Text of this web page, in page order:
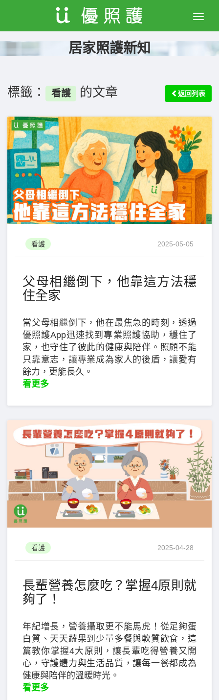
Toggle
居家照護新知
標籤： 看護 的文章 返回列表
看護 2025-05-05
父母相繼倒下，他靠這方法穩
住全家
當父母相繼倒下，他在最焦急的時刻，透過
優照護App迅速找到專業照護協助，穩住了
家，也守住了彼此的健康與陪伴。照顧不能
只靠意志，讓專業成為家人的後盾，讓愛有
餘力，更能長久。
看更多
看護 2025-04-28
長輩營養怎麼吃？掌握4原則就
夠了！
年紀增長，營養攝取更不能馬虎！從足夠蛋
白質、天天蔬果到少量多餐與軟質飲食，這
篇教你掌握4大原則，讓長輩吃得營養又開
心，守護體力與生活品質，讓每一餐都成為
健康與陪伴的溫暖時光。
看更多